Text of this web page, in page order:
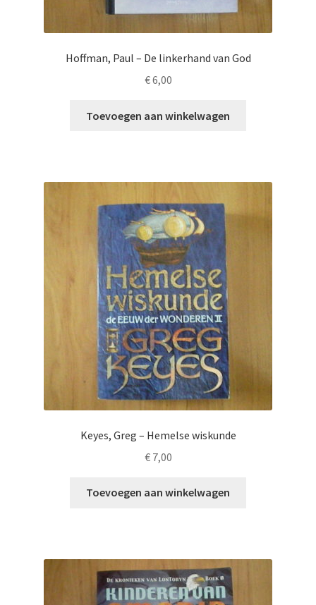
Hoffman, Paul – De linkerhand van God
€6,00
Toevoegen aan winkelwagen
Keyes, Greg – Hemelse wiskunde
€7,00
Toevoegen aan winkelwagen